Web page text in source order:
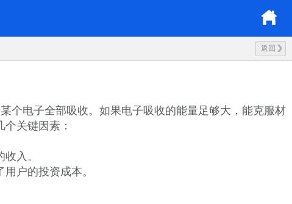
返回
个电子全部吸收。如果电子吸收的能量足够大，能克服材
关键因素：
入。
户的投资成本。